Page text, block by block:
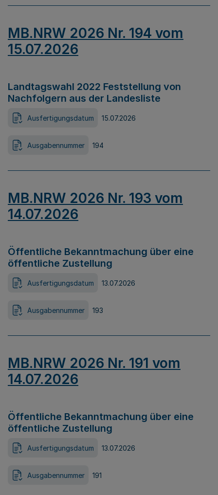
MB.NRW 2026 Nr. 194 vom
15.07.2026
Landtagswahl 2022 Feststellung von
Nachfolgern aus der Landesliste
Ausfertigungsdatum 15.07.2026
Ausgabennummer 194
MB.NRW 2026 Nr. 193 vom
14.07.2026
Öffentliche Bekanntmachung über eine
öffentliche Zustellung
Ausfertigungsdatum 13.07.2026
Ausgabennummer 193
MB.NRW 2026 Nr. 191 vom
14.07.2026
Öffentliche Bekanntmachung über eine
öffentliche Zustellung
Ausfertigungsdatum 13.07.2026
Ausgabennummer 191